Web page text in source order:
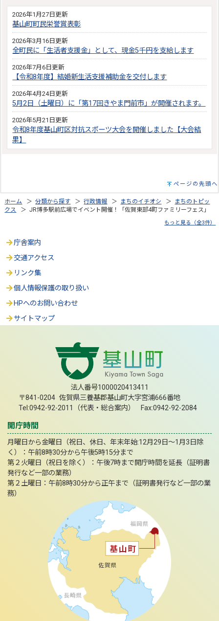
2026年1月27日更新
基山町町民栄誉賞表彰
2026年3月16日更新
全町民に「生活者支援金」として、現金5千円を支給します
2026年7月6日更新
【令和8年度】結婚新生活支援補助金を交付します
2026年4月24日更新
5月2日（土曜日）に「第17回きやま門前市」が開催されます。
2026年5月21日更新
令和8年度基山町区対抗スポーツ大会を開催しました【大会結
果】
ページの先頭へ
ホーム ＞分類から探す ＞行政情報 ＞ まちのイチオシ ＞
まちのトピッ
クス
＞ JR博多駅前広場でイベント開催！「佐賀東部4町ファミリーフェス」
もっと見る（全3件）
庁舎案内
交通アクセス
リンク集
個人情報保護の取り扱い
HPへのお問い合わせ
サイトマップ
法人番号1000020413411
〒841-0204 佐賀県三養基郡基山町大字宮浦666番地
Tel:0942-92-2011（代表・総合案内） Fax:0942-92-2084
開庁時間
月曜日から金曜日（祝日、休日、年末年始:12月29日～1月3日除
く）：午前8時30分から午後5時15分まで
第２火曜日（祝日を除く）：午後7時まで開庁時間を延長（証明書
発行など一部の業務）
第２土曜日：午前8時30分から正午まで（証明書発行など一部の業
務）